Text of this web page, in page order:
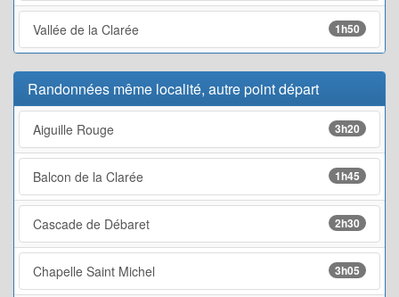
Vallée de la Clarée 1h50
Randonnées même localité, autre point départ
Aiguille Rouge 3h20
Balcon de la Clarée 1h45
Cascade de Débaret 2h30
Chapelle Saint Michel 3h05